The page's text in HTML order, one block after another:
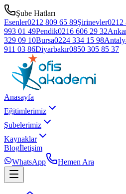
Şube Hatları
Esenler0212 809 65 89Şirinevler0212
993 01 49Pendik0216 606 29 32
329 09 10Bursa0224 334 15 98
911 03 86Diyarbakır0850 305 85 37
Anasayfa
Eğitimlerimiz
Şubelerimiz
Kaynaklar
Blogİletişim
WhatsApp
Hemen Ara